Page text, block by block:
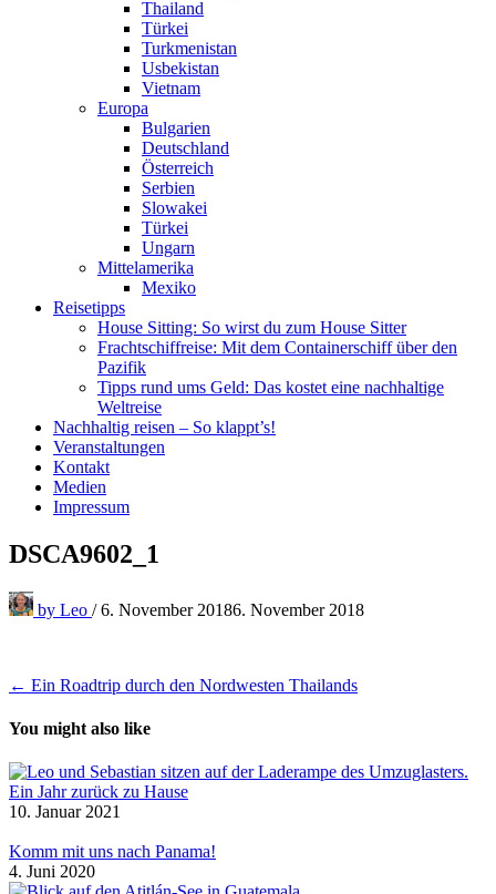
Thailand
Türkei
Turkmenistan
Usbekistan
Vietnam
Europa
Bulgarien
Deutschland
Österreich
Serbien
Slowakei
Türkei
Ungarn
Mittelamerika
Mexiko
Reisetipps
House Sitting: So wirst du zum House Sitter
Frachtschiffreise: Mit dem Containerschiff über den
Pazifik
Tipps rund ums Geld: Das kostet eine nachhaltige
Weltreise
Nachhaltig reisen – So klappt’s!
Veranstaltungen
Kontakt
Medien
Impressum
DSCA9602_1
by Leo / 6. November 20186. November 2018
Beitragsnavigation
← Ein Roadtrip durch den Nordwesten Thailands
You might also like
Ein Jahr zurück zu Hause
10. Januar 2021
Komm mit uns nach Panama!
4. Juni 2020